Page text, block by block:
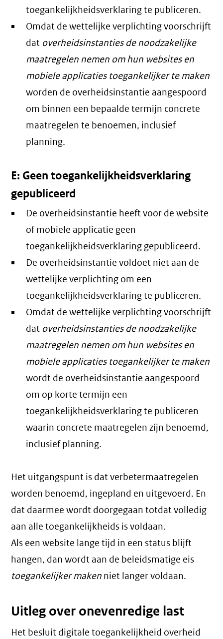
toegankelijkheidsverklaring te publiceren.
Omdat de wettelijke verplichting voorschrijft
dat overheidsinstanties de noodzakelijke
maatregelen nemen om hun websites en
mobiele applicaties toegankelijker te maken
worden de overheidsinstantie aangespoord
om binnen een bepaalde termijn concrete
maatregelen te benoemen, inclusief
planning.
E: Geen toegankelijkheidsverklaring
gepubliceerd
De overheidsinstantie heeft voor de website
of mobiele applicatie geen
toegankelijkheidsverklaring gepubliceerd.
De overheidsinstantie voldoet niet aan de
wettelijke verplichting om een
toegankelijkheidsverklaring te publiceren.
Omdat de wettelijke verplichting voorschrijft
dat overheidsinstanties de noodzakelijke
maatregelen nemen om hun websites en
mobiele applicaties toegankelijker te maken
wordt de overheidsinstantie aangespoord
om op korte termijn een
toegankelijkheidsverklaring te publiceren
waarin concrete maatregelen zijn benoemd,
inclusief planning.
Het uitgangspunt is dat verbetermaatregelen
worden benoemd, ingepland en uitgevoerd. En
dat daarmee wordt doorgegaan totdat volledig
aan alle toegankelijkheids is voldaan.
Als een website lange tijd in een status blijft
hangen, dan wordt aan de beleidsmatige eis
toegankelijker maken niet langer voldaan.
Uitleg over onevenredige last
Het besluit digitale toegankelijkheid overheid